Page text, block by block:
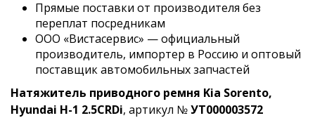
Прямые поставки от производителя без
переплат посредникам
ООО «Вистасервис» — официальный
производитель, импортер в Россию и оптовый
поставщик автомобильных запчастей
Натяжитель приводного ремня Kia Sorento,
Hyundai H-1 2.5CRDi, артикул №УТ000003572